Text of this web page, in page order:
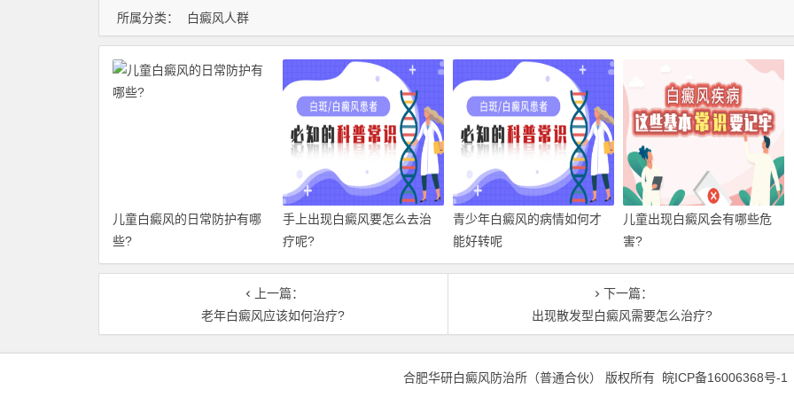
所属分类： 白癜风人群
儿童白癜风的日常防护有哪
些?
手上出现白癜风要怎么去治
疗呢?
青少年白癜风的病情如何才
能好转呢
儿童出现白癜风会有哪些危
害?
上一篇：
老年白癜风应该如何治疗?
下一篇：
出现散发型白癜风需要怎么治疗?
合肥华研白癜风防治所（普通合伙） 版权所有 皖ICP备16006368号-1